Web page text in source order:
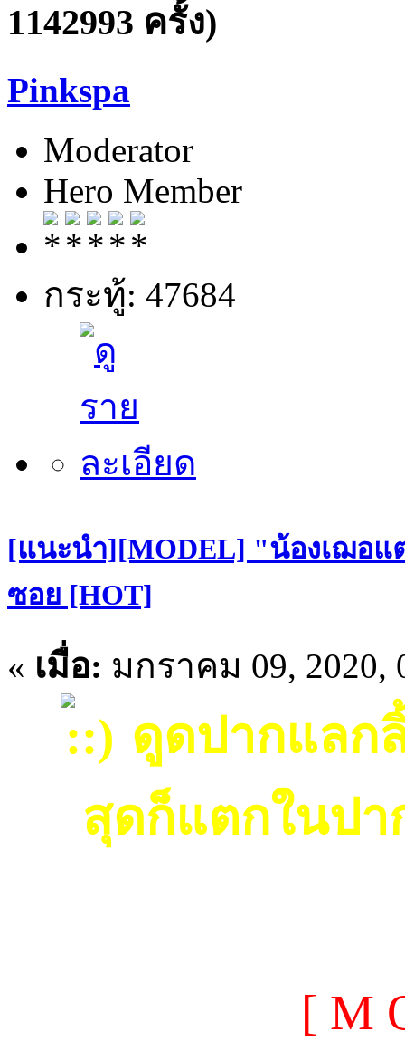
1142993 ครั้ง)
Pinkspa
Moderator
Hero Member
กระทู้: 47684
[แนะนำ][MODEL] "น้องเฌอแ
ซอย [HOT]
« เมื่อ: มกราคม 09, 2020,
ดูดปากแลก
สุดก็แตกในป
[ M